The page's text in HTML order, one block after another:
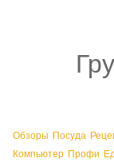
Обзоры Посуда
Компьютер Профи